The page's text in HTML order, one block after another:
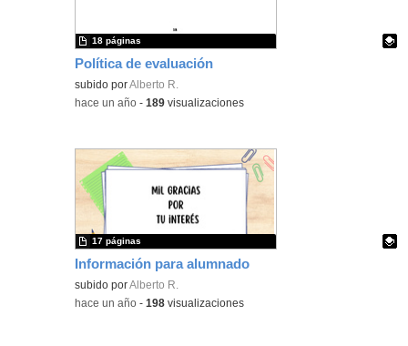
Política de evaluación
Contenido educativo.
subido porAlberto R.
18 páginas
-hace un año -189 visualizaciones
Información para alumnado
Contenido educativo.
subido porAlberto R.
17 páginas
-hace un año -198 visualizaciones